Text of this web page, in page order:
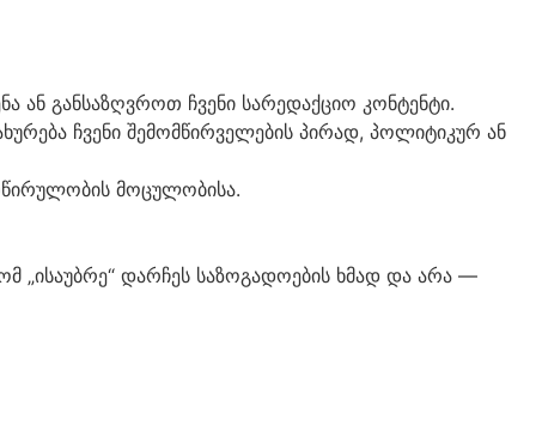
განსაზღვროთ ჩვენი სარედაქციო კონტენტი.
ჩვენი შემომწირველების პირად, პოლიტიკურ ან
მოცულობისა.
„ისაუბრე“ დარჩეს საზოგადოების ხმად და არა —